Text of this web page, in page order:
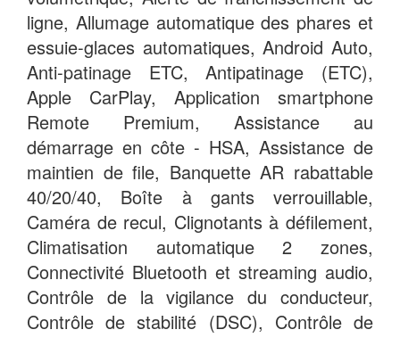
ligne, Allumage automatique des phares et
essuie-glaces automatiques, Android Auto,
Anti-patinage ETC, Antipatinage (ETC),
Apple CarPlay, Application smartphone
Remote Premium, Assistance au
démarrage en côte - HSA, Assistance de
maintien de file, Banquette AR rabattable
40/20/40, Boîte à gants verrouillable,
Caméra de recul, Clignotants à défilement,
Climatisation automatique 2 zones,
Connectivité Bluetooth et streaming audio,
Contrôle de la vigilance du conducteur,
Contrôle de stabilité (DSC), Contrôle de